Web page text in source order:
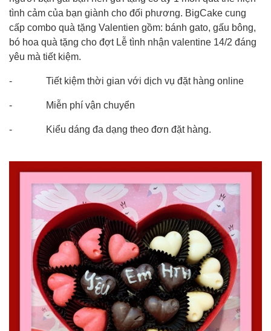
tình cảm của bạn giành cho đối phương. BigCake cung
cấp combo quà tặng Valentien gồm: bánh gato, gấu bông,
bó hoa quà tặng cho đợt Lễ tình nhận valentine 14/2 đáng
yêu mà tiết kiệm.
- Tiết kiệm thời gian với dịch vụ đặt hàng online
- Miễn phí vận chuyển
- Kiểu dáng đa dạng theo đơn đặt hàng.